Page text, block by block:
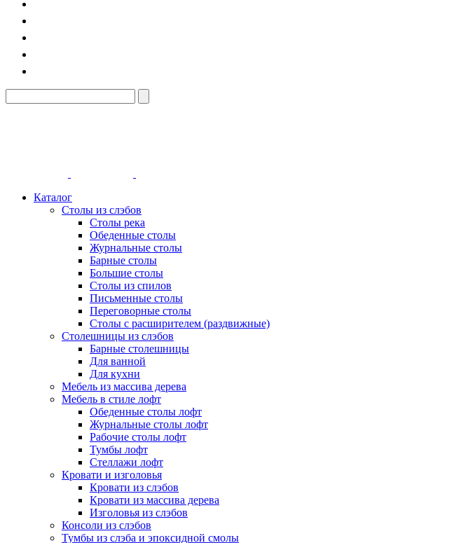
Каталог
Столы из слэбов
Столы река
Обеденные столы
Журнальные столы
Барные столы
Большие столы
Столы из спилов
Письменные столы
Переговорные столы
Столы с расширителем (раздвижные)
Столешницы из слэбов
Барные столешницы
Для ванной
Для кухни
Мебель из массива дерева
Мебель в стиле лофт
Обеденные столы лофт
Журнальные столы лофт
Рабочие столы лофт
Тумбы лофт
Стеллажи лофт
Кровати и изголовья
Кровати из слэбов
Кровати из массива дерева
Изголовья из слэбов
Консоли из слэбов
Тумбы из слэба и эпоксидной смолы